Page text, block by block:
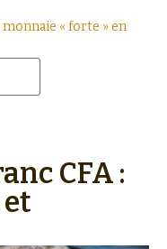
« forte » en
CFA :